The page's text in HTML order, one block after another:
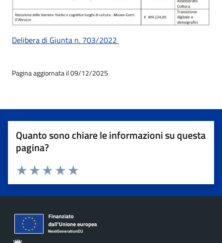
Delibera di Giunta n. 703/2022
Pagina aggiornata il 09/12/2025
Quanto sono chiare le informazioni su questa
pagina?
Valuta 5 stelle su 5
Valuta 4 stelle su 5
Valuta 3 stelle su 5
Valuta 2 stelle su 5
Valuta 1 stelle su 5